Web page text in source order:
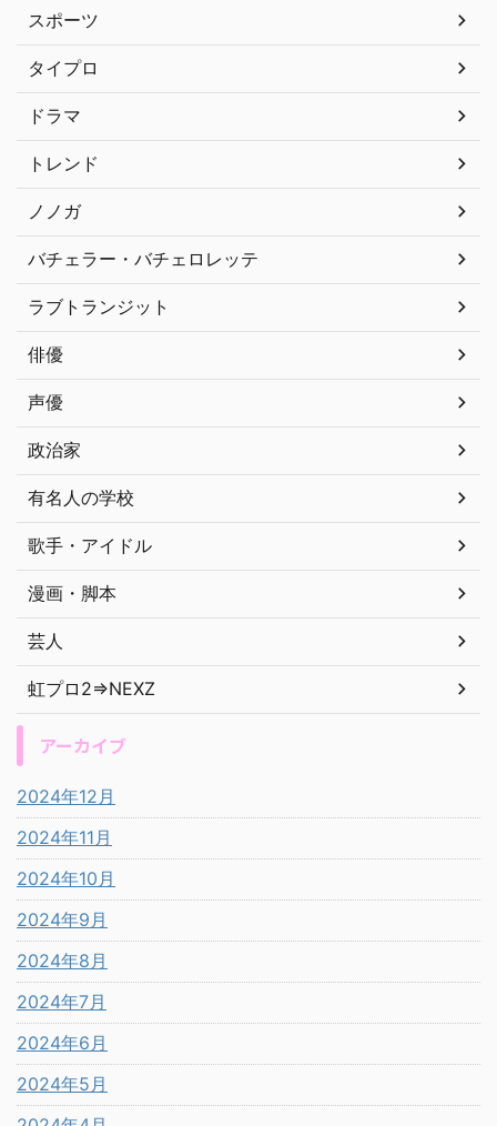
スポーツ
タイプロ
ドラマ
トレンド
ノノガ
バチェラー・バチェロレッテ
ラブトランジット
俳優
声優
政治家
有名人の学校
歌手・アイドル
漫画・脚本
芸人
虹プロ2⇒NEXZ
アーカイブ
2024年12月
2024年11月
2024年10月
2024年9月
2024年8月
2024年7月
2024年6月
2024年5月